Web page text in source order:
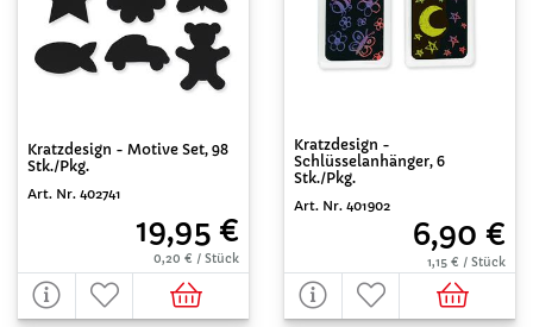
Kratzdesign - Motive Set, 98
Stk./Pkg.
Art. Nr. 402741
19,95 €
0,20 € / Stück
Kratzdesign -
Schlüsselanhänger, 6
Stk./Pkg.
Art. Nr. 401902
6,90 €
1,15 € / Stück